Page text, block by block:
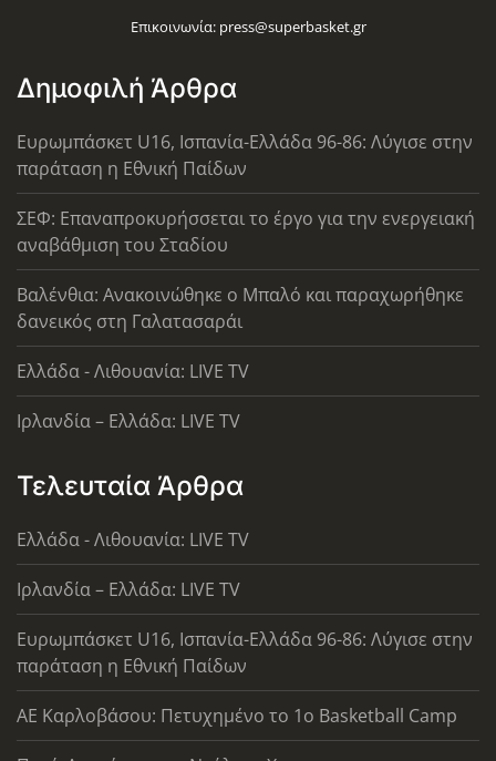
Επικοινωνία: press@superbasket.gr
Δημοφιλή Άρθρα
Ευρωμπάσκετ U16, Ισπανία-Ελλάδα 96-86: Λύγισε στην
παράταση η Εθνική Παίδων
ΣΕΦ: Επαναπροκυρήσσεται το έργο για την ενεργειακή
αναβάθμιση του Σταδίου
Βαλένθια: Ανακοινώθηκε ο Μπαλό και παραχωρήθηκε
δανεικός στη Γαλατασαράι
Ελλάδα - Λιθουανία: LIVE TV
Ιρλανδία – Ελλάδα: LIVE TV
Τελευταία Άρθρα
Ελλάδα - Λιθουανία: LIVE TV
Ιρλανδία – Ελλάδα: LIVE TV
Ευρωμπάσκετ U16, Ισπανία-Ελλάδα 96-86: Λύγισε στην
παράταση η Εθνική Παίδων
ΑΕ Καρλοβάσου: Πετυχημένο το 1ο Basketball Camp